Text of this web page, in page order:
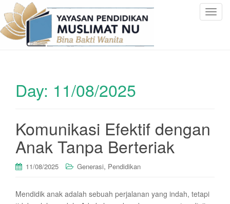
T
Day: 11/08/2025
Komunikasi Efektif dengan
Anak Tanpa Berteriak
11/08/2025 Generasi, Pendidikan
Mendidik anak adalah sebuah perjalanan yang indah, tetapi